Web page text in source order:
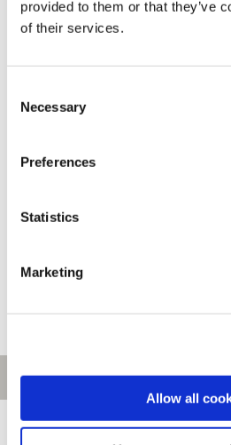
provided to them or that they’ve
of their services.
Selection
Necessary
Preferences
Statistics
Marketing
Allow all
【リクエスト企画】モンスター
ハンター フルフル特撰スリッパ
8,000円(税込)
[1～20件] 188件